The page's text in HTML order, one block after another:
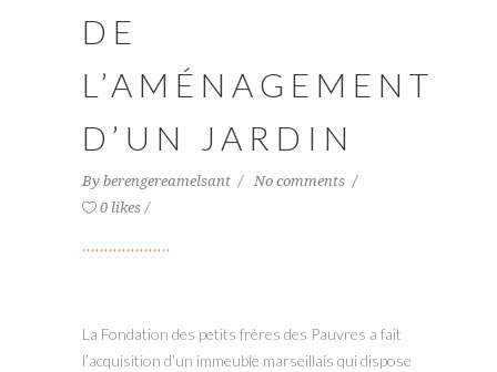
DE
L’AMÉNAGEMENT
D’UN JARDIN
By berengereamelsant
No comments
0 likes
La Fondation des petits frères des Pauvres a fait
l’acquisition d’un immeuble marseillais qui dispose